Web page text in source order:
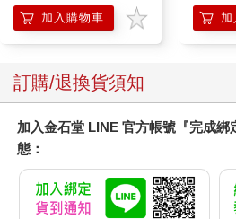
讓其覺得冤，但是以後所有工地的擁
是這樣的事情會大量減少。經濟學家
但會比從「純粹的道義」的角度更有「
對於上述情況，商人可能這樣想：不
死了；不管讓誰承擔責任，B都無法
化的角度看，B只能怪自己。
也許B在生命的最後一刻，會想：「
誘騙至此。」
加入購物車 加
訂購/退換貨須知
加入金石堂 LINE 官方帳號『完成綁
態：